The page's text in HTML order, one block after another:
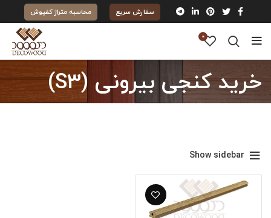
سفارش سریع محاسبه متراژ کفپوش
0
خرید کنجی بیرونی (S3)
Show sidebar